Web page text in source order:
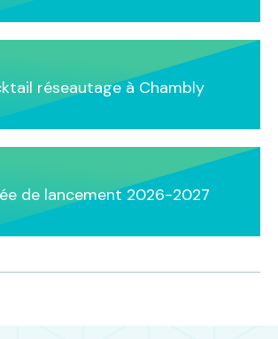
réseautage à Chambly
de lancement 2026-2027